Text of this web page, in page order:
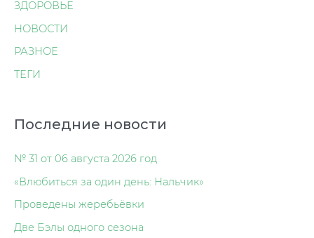
ЗДОРОВЬЕ
НОВОСТИ
РАЗНОЕ
ТЕГИ
Последние новости
№ 31 от 06 августа 2026 год
«Влюбиться за один день: Нальчик»
Проведены жеребьёвки
Две Бэлы одного сезона